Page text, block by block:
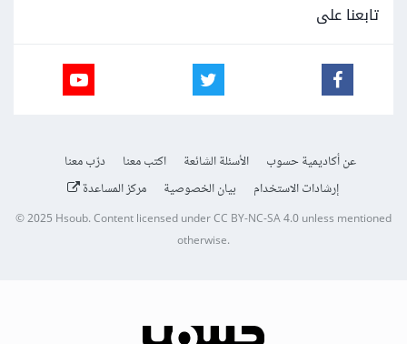
تابعنا على
عن أكاديمية حسوب الأسئلة الشائعة اكتب معنا
درّب معنا
إرشادات الاستخدام
بيان الخصوصية مركز المساعدة
© 2025Hsoub.Content licensed underCC BY-NC-SA 4.0unless mentioned
otherwise.